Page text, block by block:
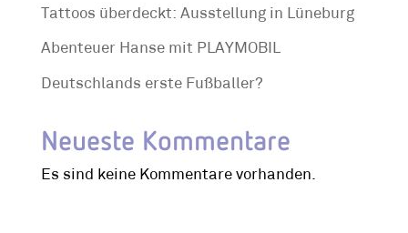
Tattoos überdeckt: Ausstellung in Lüneburg
Abenteuer Hanse mit PLAYMOBIL
Deutschlands erste Fußballer?
Neueste Kommentare
Es sind keine Kommentare vorhanden.